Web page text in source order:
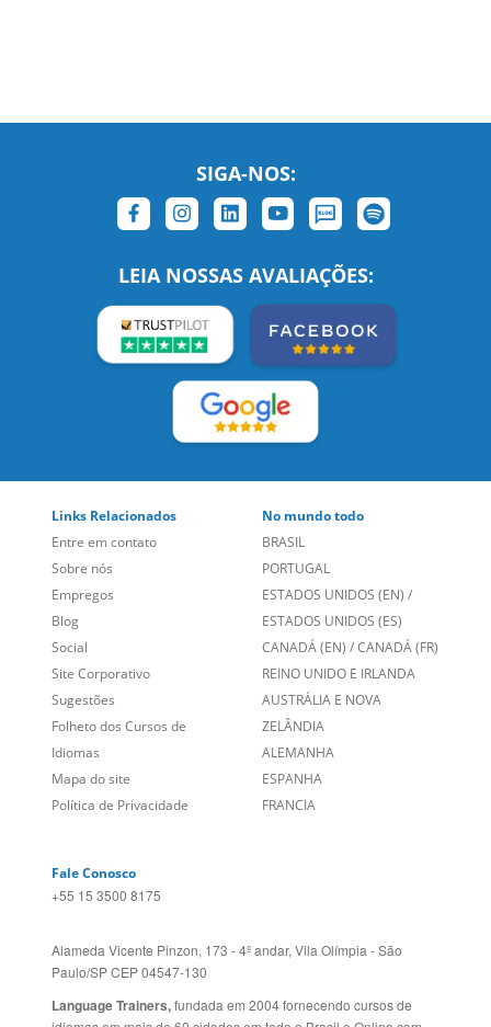
Entre em contato
Sobre nós
Empregos
Blog
Social
Site Corporativo
Sugestões
Folheto dos Cursos de
Idiomas
Mapa do site
Política de Privacidade
BRASIL
PORTUGAL
ESTADOS UNIDOS (EN)
ESTADOS UNIDOS (ES)
CANADÁ (EN)/CANADÁ (FR)
REINO UNIDO E IRLANDA
AUSTRÁLIA E NOVA
ZELÂNDIA
ALEMANHA
ESPANHA
FRANCIA
+55 15 3500 8175
Paulo/SP CEP 04547-130
Language Trainers,fundada em 2004 fornecendo cursos de
idiomas em mais de 60 cidades em todo o Brasil e Online com
Zoom, Meet, Teams ou WhatsApp.